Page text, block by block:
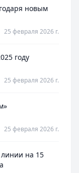
новым
25 февраля 2026 г.
году
25 февраля 2026 г.
25 февраля 2026 г.
на 15